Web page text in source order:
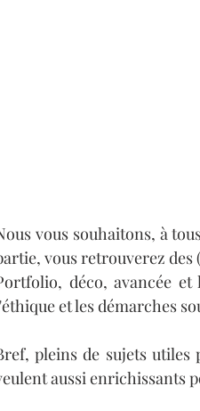
vous souhaitons, à
vous retrouverez des
déco, avancée
et les démarches
pleins de sujets
aussi enrichissants